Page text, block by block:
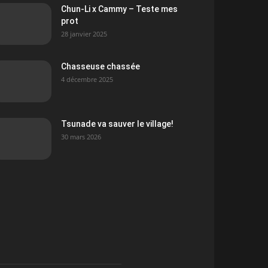
Chun-Li x Cammy – Teste mes
prot
28 janvier 2025
Chasseuse chassée
4 décembre 2025
Tsunade va sauver le village!
30 mars 2026